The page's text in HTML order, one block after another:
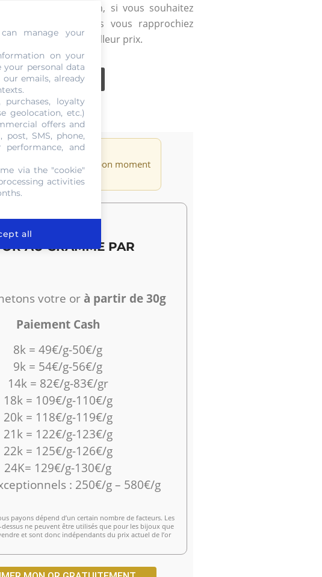
. Pour cette raison, si vous souhaitez
serait que vous vous rapprochiez
d’en obtenir le meilleur prix.
QUE L'OR 24K ?
de l'or est à un niveau
élevé. C'est le bon moment
AU GRAMME PAR
votre or à partir de 30g
Paiement Cash
8k = 49€/g-50€/g
9k = 54€/g-56€/g
14k = 82€/g-83€/gr
18k = 109€/g-110€/g
20k = 118€/g-119€/g
21k = 122€/g-123€/g
22k = 125€/g-126€/g
24K= 129€/g-130€/g
: 250€/g – 580€/g
payons dépend d’un certain nombre de facteurs. Les
ne peuvent être utilisés que pour les bijoux que
et sont donc indépendants du prix actuel de l’or
manage your
on your
your personal data
emails, already
loyalty
geolocation, etc.)
offers and
SMS, phone,
and
via the "cookie"
activities
all